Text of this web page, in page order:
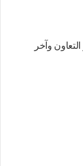
وآخر